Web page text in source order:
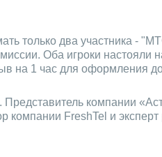
только два участника -
Оба игроки настояли
на 1 час для оформления
компании
FreshTel и